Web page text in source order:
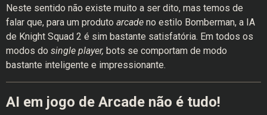
Neste sentido não existe muito a ser dito, mas temos de
falar que, para um produto arcade no estilo Bomberman, a IA
de Knight Squad 2 é sim bastante satisfatória. Em todos os
modos do single player, bots se comportam de modo
bastante inteligente e impressionante.
AI em jogo de Arcade não é tudo!